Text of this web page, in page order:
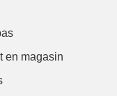
en magasin